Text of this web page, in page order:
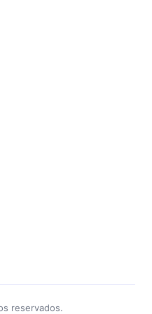
reservados.